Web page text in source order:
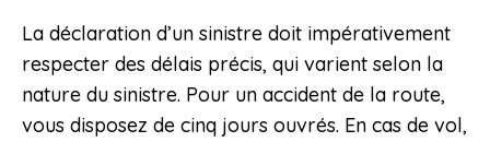
La déclaration d’un sinistre doit impérativement
respecter des délais précis, qui varient selon la
nature du sinistre. Pour un accident de la route,
vous disposez de cinq jours ouvrés. En cas de vol,